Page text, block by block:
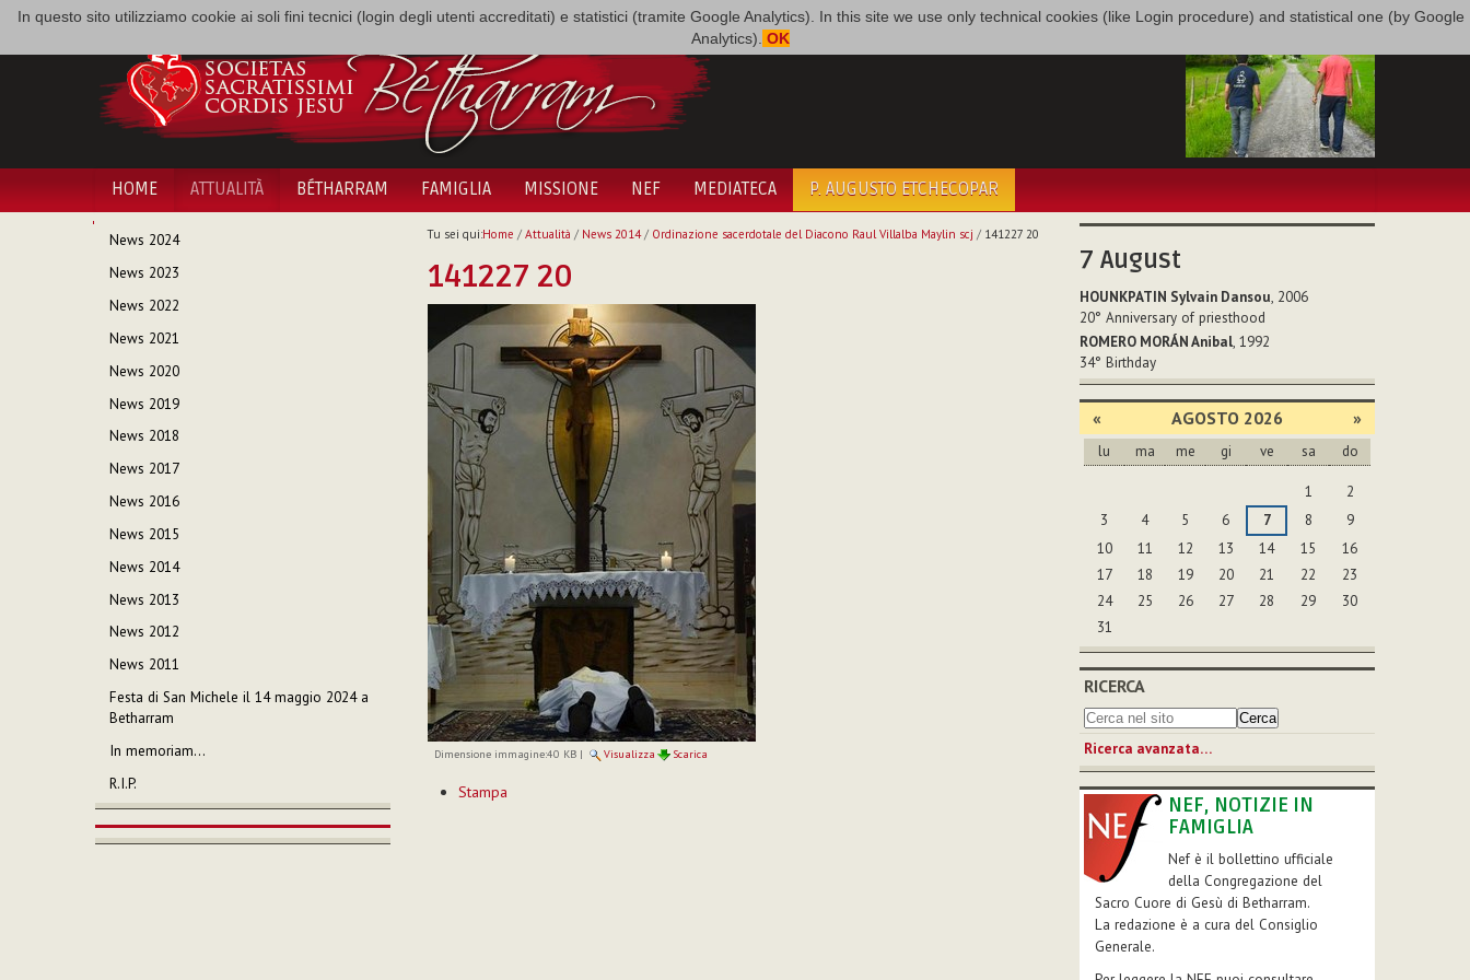
In questo sito utilizziamo cookie ai soli fini tecnici (login degli utenti accreditati) e statistici (tramite Google Analytics). In this site we use only technical cookies (like Login procedure) and statistical one (by Google
Analytics). OK
HOME ATTUALITÀ BÉTHARRAM FAMIGLIA MISSIONE NEF MEDIATECA P. AUGUSTO ETCHECOPAR
NAVIGAZIONE
News 2024
News 2023
News 2022
News 2021
News 2020
News 2019
News 2018
News 2017
News 2016
News 2015
News 2014
News 2013
News 2012
News 2011
Festa di San Michele il 14 maggio 2024 a
Betharram
In memoriam…
R.I.P.
Tu sei qui:Home / Attualità / News 2014/ Ordinazione sacerdotale del Diacono Raul Villalba Maylin scj / 141227 20
141227 20
Dimensione immagine:40 KB| Visualizza Scarica
sul
Stampa
7 August
HOUNKPATIN Sylvain Dansou, 2006
20° Anniversary of priesthood
ROMERO MORÁN Anibal, 1992
34° Birthday
« AGOSTO 2026 »
lu ma me gi ve sa do
1
2
3
4 5 6 7 8
9
10
11 12 13 14 15
16
17
18 19 20 21 22
23
24
25 26 27 28 29
30
31
RICERCA
Ricerca avanzata…
NEF, NOTIZIE IN
FAMIGLIA
Nef è il bollettino ufficiale
della Congregazione del
Sacro Cuore di Gesù di Betharram.
La redazione è a cura del Consiglio
Generale.